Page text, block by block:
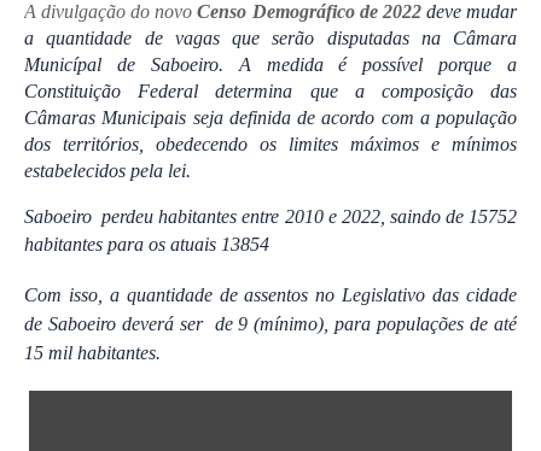
A divulgação do novo Censo Demográfico de 2022 deve mudar
a quantidade de vagas que serão disputadas na Câmara
Municípal de Saboeiro. A medida é possível porque a
Constituição Federal determina que a composição das
Câmaras Municipais seja definida de acordo com a população
dos territórios, obedecendo os limites máximos e mínimos
estabelecidos pela lei.
Saboeiro perdeu habitantes entre 2010 e 2022, saindo de 15752
habitantes para os atuais 13854
Com isso, a quantidade de assentos no Legislativo das cidade
de Saboeiro deverá ser de 9 (mínimo), para populações de até
15 mil habitantes.